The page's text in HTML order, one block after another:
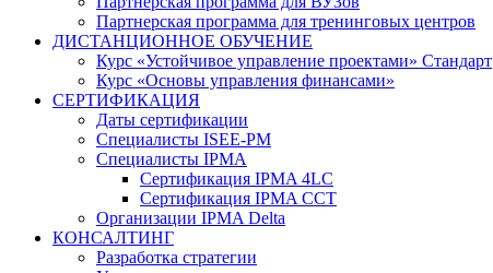
Партнерская программа для тренинговых центров
ДИСТАНЦИОННОЕ ОБУЧЕНИЕ
Курс «Устойчивое управление проектами» Стандарт
Курс «Основы управления финансами»
СЕРТИФИКАЦИЯ
Даты сертификации
Специалисты ISEE-PM
Специалисты IPMA
Сертификация IPMA 4LC
Сертификация IPMA CCT
Организации IPMA Delta
КОНСАЛТИНГ
Разработка стратегии